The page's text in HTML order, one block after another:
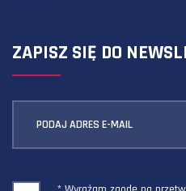
ZAPISZ SIĘ DO
PODAJ ADRES E-MAIL